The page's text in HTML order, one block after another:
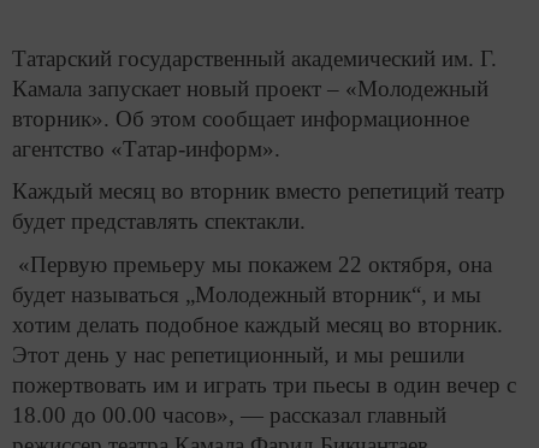
Татарский государственный академический им. Г.
Камала запускает новый проект – «Молодежный
вторник». Об этом сообщает информационное
агентство «Татар-информ».
Каждый месяц во вторник вместо репетиций театр
будет представлять спектакли.
«Первую премьеру мы покажем 22 октября, она
будет называться „Молодежный вторник“, и мы
хотим делать подобное каждый месяц во вторник.
Этот день у нас репетиционный, и мы решили
пожертвовать им и играть три пьесы в один вечер с
18.00 до 00.00 часов», — рассказал главный